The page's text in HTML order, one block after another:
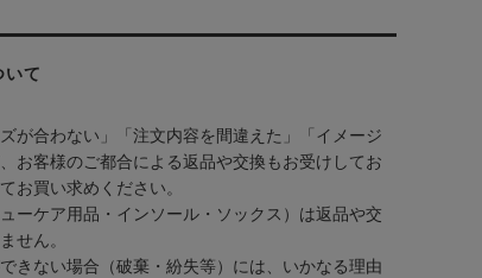
いて
が合わない」「注文内容を間違えた」「イメージ
お客様のご都合による返品や交換もお受けしてお
お買い求めください。
ーケア用品・インソール・ソックス）は返品や交
せん。
きない場合（破棄・紛失等）には、いかなる理由